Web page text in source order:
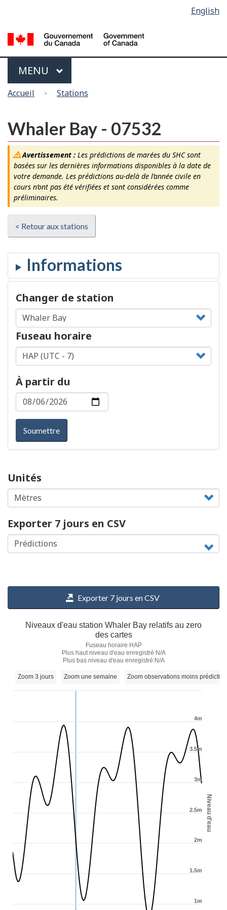
main
content
la
version
HTML
la
langue
English
Menu
MAIN
MENU
Vous
ici
Accueil Stations
Whaler Bay - 07532
Avertissement :Les prédictions de marées du SHC sont
basées sur les dernières informations disponibles à la date de
votre demande. Les prédictions au-delà de l’année civile en
cours n’ont pas été vérifiées et sont considérées comme
préliminaires.
< Retour aux stations
Changer de station
Fuseau horaire
À partir du
Soumettre
Unités
Exporter 7 jours en CSV
Exporter 7 jours en CSV
Niveau d'eau
Niveaux d'eau station Whaler Bay relatifs au zero
des cartes
Fuseau horaire HAP
Plus haut niveau d'eau enregistré:N/A
Plus bas niveau d'eau enregistré:N/A
1m
1.5m
2m
2.5m
3m
3.5m
4m
Zoom 3 jours Zoom une semaine Zoom observations moins